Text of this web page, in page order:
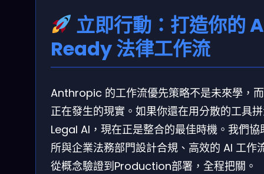
立即行動：打造你的
Ready 法律工作流
Anthropic 的工作流優先策略不是未來學，
正在發生的現實。如果你還在用分散的工具
Legal AI，現在正是整合的最佳時機。我們協
所與企業法務部門設計合規、高效的 AI 工作
從概念驗證到Production部署，全程把關。